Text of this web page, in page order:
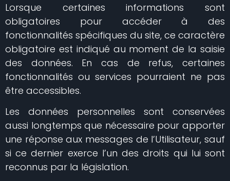
Lorsque certaines informations sont
obligatoires pour accéder à des
fonctionnalités spécifiques du site, ce caractère
obligatoire est indiqué au moment de la saisie
des données. En cas de refus, certaines
fonctionnalités ou services pourraient ne pas
être accessibles.
Les données personnelles sont conservées
aussi longtemps que nécessaire pour apporter
une réponse aux messages de l’Utilisateur, sauf
si ce dernier exerce l’un des droits qui lui sont
reconnus par la législation.